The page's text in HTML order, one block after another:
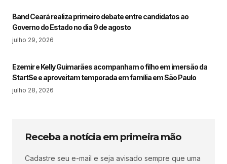
Band Ceará realiza primeiro debate entre candidatos ao
Governo do Estado no dia 9 de agosto
julho 29, 2026
Ezemir e Kelly Guimarães acompanham o filho em imersão da
StartSe e aproveitam temporada em família em São Paulo
julho 28, 2026
Receba a notícia em primeira mão
Cadastre seu e-mail e seja avisado sempre que uma